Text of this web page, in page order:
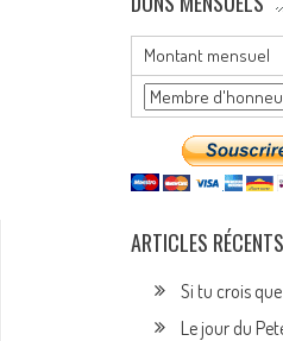
Montant mensuel
ARTICLES RÉCENTS
Si tu crois
Le jour du